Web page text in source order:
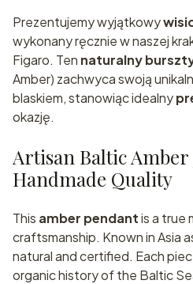
Prezentujemy wyjątkowy
wykonany ręcznie w naszej
Figaro. Ten naturalny
Amber) zachwyca swoją
blaskiem, stanowiąc idealny
okazję.
Artisan Baltic
Handmade Quality
This amber pendantis a true
craftsmanship. Known in Asia
natural and certified. Each
organic history of the Baltic